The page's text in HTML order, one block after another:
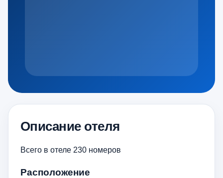
Описание отеля
Всего в отеле 230 номеров
Расположение